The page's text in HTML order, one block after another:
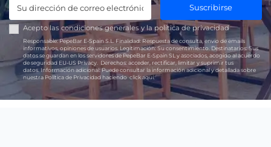
Suscribirse
Acepto las condiciones generales y lapolítica de privacidad
Responsable:PepeBar E-Spain S.L. Finalidad: Respuesta de consulta, envío de emails
informativos, opiniones de usuarios. Legitimación: Su consentimiento. Destinatarios:Sus
datos se guardan en los servidores de PepeBar E-Spain SL y asociados, acogido al acuerdo
de seguridad EU-US Privacy. Derechos: acceder, rectificar, limitar y suprimir tus
datos.Información adicional:Puede consultar la información adicional y detallada sobre
nuestra Política de Privacidad haciendoclick aquí.